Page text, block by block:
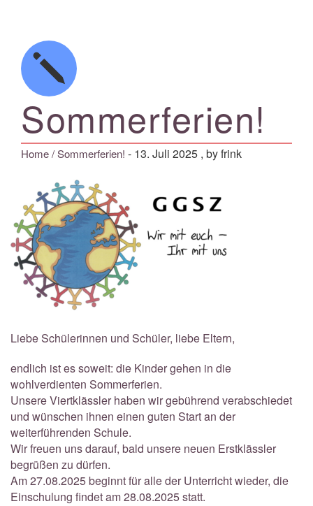
Sommerferien!
Home/ Sommerferien! - 13. Juli 2025 , by frink
Liebe Schülerinnen und Schüler, liebe Eltern,
endlich ist es soweit: die Kinder gehen in die
wohlverdienten Sommerferien.
Unsere Viertklässler haben wir gebührend verabschiedet
und wünschen ihnen einen guten Start an der
weiterführenden Schule.
Wir freuen uns darauf, bald unsere neuen Erstklässler
begrüßen zu dürfen.
Am 27.08.2025 beginnt für alle der Unterricht wieder, die
Einschulung findet am 28.08.2025 statt.